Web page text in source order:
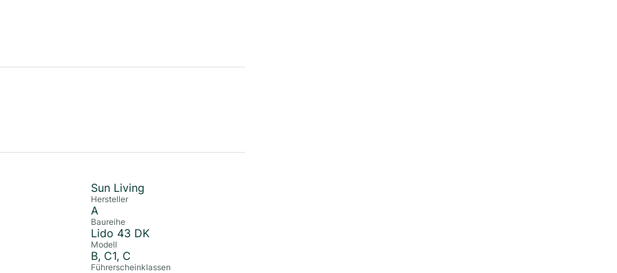
Sun Living
Hersteller
A
Baureihe
Lido 43 DK
Modell
B, C1, C
Führerscheinklassen